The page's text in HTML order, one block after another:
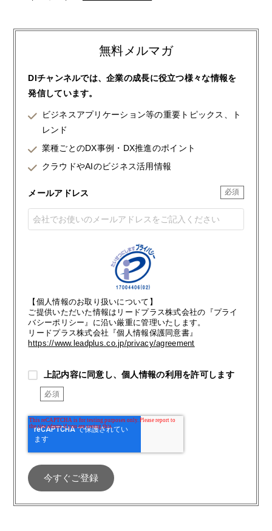
無料メルマガ
DIチャンネルでは、企業の成長に役立つ様々な情報を
発信しています。
ビジネスアプリケーション等の重要トピックス、ト
レンド
業種ごとのDX事例・DX推進のポイント
クラウドやAIのビジネス活用情報
メールアドレス
【個人情報のお取り扱いについて】
ご提供いただいた情報はリードプラス株式会社の『プライ
バシーポリシー』に沿い厳重に管理いたします。
リードプラス株式会社『個人情報保護同意書』
https://www.leadplus.co.jp/privacy/agreement
上記内容に同意し、個人情報の利用を許可します